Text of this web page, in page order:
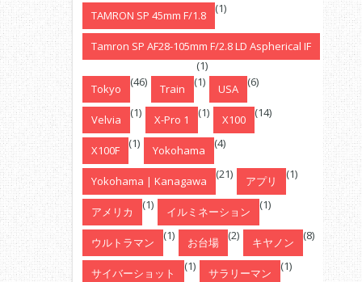
TAMRON SP 45mm F/1.8 (1)
Tamron SP AF28-105mm F/2.8 LD Aspherical IF
(1)
Tokyo
(46) Train (1) USA (6)
Velvia (1) X-Pro 1 (1) X100 (14)
X100F (1) Yokohama (4)
Yokohama | Kanagawa (21) アプリ (1)
アメリカ (1) イルミネーション (1)
ウルトラマン (1) お台場 (2) キヤノン (8)
サイバーショット (1) サラリーマン (1)